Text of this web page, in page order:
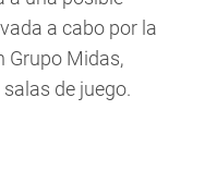
a cabo por la
Grupo Midas,
de juego.